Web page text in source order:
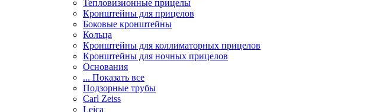
Тепловизионные прицелы
Кронштейны для прицелов
Боковые кронштейны
Кольца
Кронштейны для коллиматорных прицелов
Кронштейны для ночных прицелов
Основания
... Показать все
Подзорные трубы
Carl Zeiss
Leica